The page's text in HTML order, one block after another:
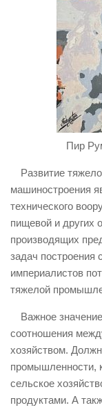
Пир
Развитие
машиностроения
технического
пищевой и других
производящих
задач построения
империалистов
тяжелой
Важное
соотношения
хозяйством.
промышленности,
сельское
продуктами. А